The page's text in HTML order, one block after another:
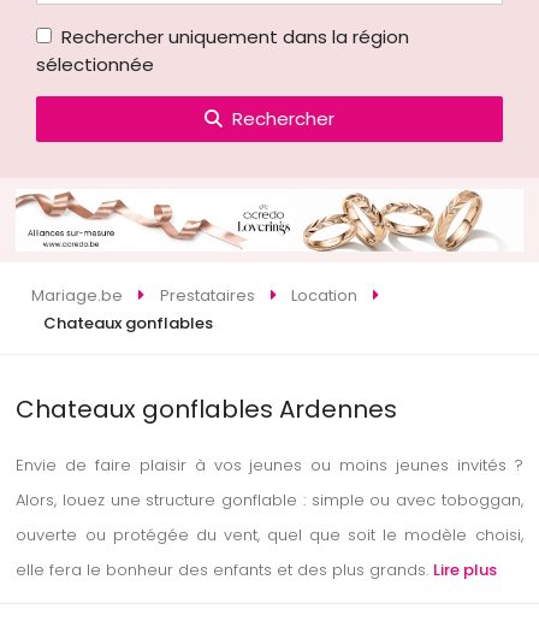
Rechercher uniquement dans la région
sélectionnée
Rechercher
Mariage.be Prestataires
Location
Chateaux gonflables
Chateaux gonflables Ardennes
Envie de faire plaisir à vos jeunes ou moins jeunes invités ?
Alors, louez une structure gonflable : simple ou avec toboggan,
ouverte ou protégée du vent, quel que soit le modèle choisi,
elle fera le bonheur des enfants et des plus grands. Lire plus